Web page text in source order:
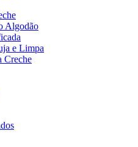
Algodão
e Limpa
Creche